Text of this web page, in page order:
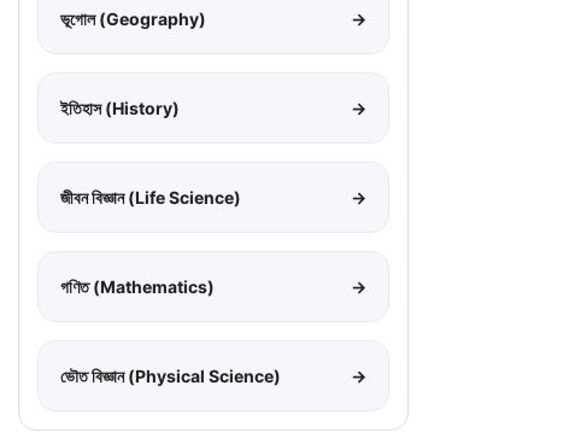
ভূগোল (Geography) →
ইতিহাস (History) →
জীবন বিজ্ঞান (Life Science) →
গণিত (Mathematics) →
ভৌত বিজ্ঞান (Physical Science) →